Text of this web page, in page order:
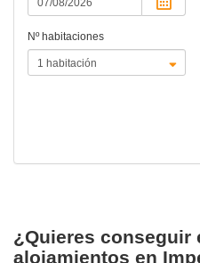
Nº habitaciones
¿Quieres conseguir
alojamientos en